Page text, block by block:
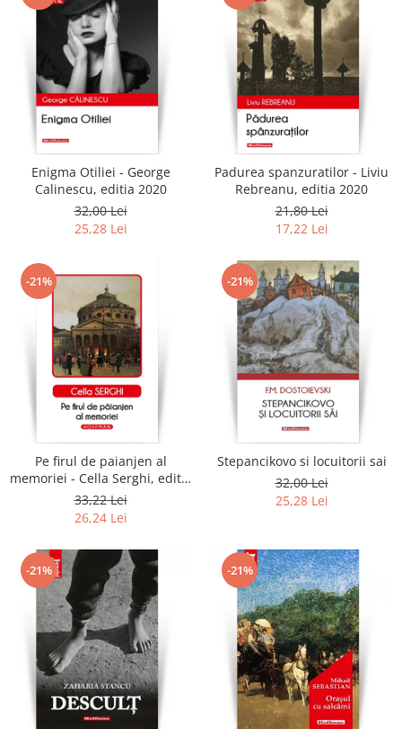
Enigma Otiliei - George
Calinescu, editia 2020
32,00 Lei
25,28 Lei
Padurea spanzuratilor - Liviu
Rebreanu, editia 2020
21,80 Lei
17,22 Lei
-21%
Pe firul de paianjen al
memoriei - Cella Serghi, editia
2020
33,22 Lei
26,24 Lei
-21%
Stepancikovo si locuitorii sai
32,00 Lei
25,28 Lei
-21% -21%